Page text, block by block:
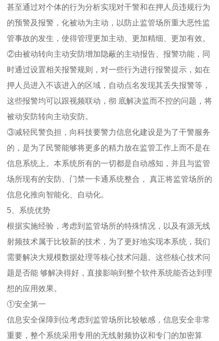
甚至通过对个体的行为分析实现对干警和在押人员违规行为
的预警及报警，化被动为主动，以防止监管场所重大恶性监
管事故的发生，使得管理更加主动、更加精细、更加有效。
②由被动转向主动安防增加隐蔽的主动报告、报警功能，同
时通过设置相关报警规则，对一些行为进行报警提示，如在
押人员进入不该进入的区域，自动点名发现其丢失报警等，
这些报警均可以跟视频联动，彻 底解决监而不控的问题，将
被动安防转向主动安防。
③减轻民警负担，向科技要警力信息化建设是为了干警服务
的，是为了民警能够将更多的精力放在监管工作上而不是在
信息系统上。本系统所有的一切都是自动感知，并且与监管
场所现有的安防、门禁一卡通系统整合， 真正将监管场所的
信息化推向智能化、自动化。
5、系统优势
根据实施经验，考虑到监管场所的特殊情况，以及有源无线
射频技术属于比较新的技术，为了更好地实现本系统，我们
需要解决大规模数据处理等核心技术问题。这些核心技术问
题是否能 够解决得好，直接影响到整个软件系统能否达到理
想的应用效果。
①安全第一
信息安全保障到位考虑到监管场所比较敏感，信息安全非常
重要，整个系统采用专用的无线射频协议和专门的加密算